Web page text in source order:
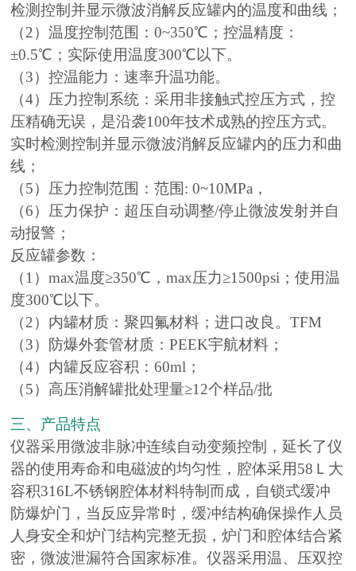
检测控制并显示微波消解反应罐内的温度和曲线；
（2）温度控制范围：0~350℃；控温精度：
±0.5℃；实际使用温度300℃以下。
（3）控温能力：速率升温功能。
（4）压力控制系统：采用非接触式控压方式，控
压精确无误，是沿袭100年技术成熟的控压方式。
实时检测控制并显示微波消解反应罐内的压力和曲
线；
（5）压力控制范围：范围: 0~10MPa，
（6）压力保护：超压自动调整/停止微波发射并自
动报警；
反应罐参数：
（1）max温度≥350℃，max压力≥1500psi；使用温
度300℃以下。
（2）内罐材质：聚四氟材料；进口改良。TFM
（3）防爆外套管材质：PEEK宇航材料；
（4）内罐反应容积：60ml；
（5）高压消解罐批处理量≥12个样品/批
三、产品特点
仪器采用微波非脉冲连续自动变频控制，延长了仪
器的使用寿命和电磁波的均匀性，腔体采用58Ｌ大
容积316L不锈钢腔体材料特制而成，自锁式缓冲
防爆炉门，当反应异常时，缓冲结构确保操作人员
人身安全和炉门结构完整无损，炉门和腔体结合紧
密，微波泄漏符合国家标准。仪器采用温、压双控